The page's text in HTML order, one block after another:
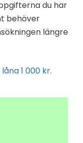
du har
behöver
längre
1 000 kr.